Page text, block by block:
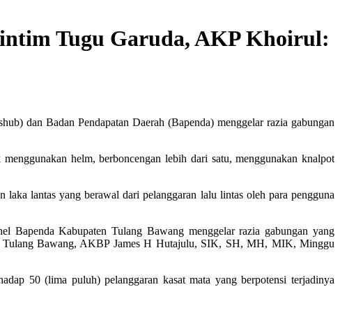
Tugu Garuda, AKP Khoirul:
dan Badan Pendapatan Daerah (Bapenda) menggelar razia gabungan
helm, berboncengan lebih dari satu, menggunakan knalpot
lantas yang berawal dari pelanggaran lalu lintas oleh para pengguna
Bapenda Kabupaten Tulang Bawang menggelar razia gabungan yang
Bawang, AKBP James H Hutajulu, SIK, SH, MH, MIK, Minggu
50 (lima puluh) pelanggaran kasat mata yang berpotensi terjadinya